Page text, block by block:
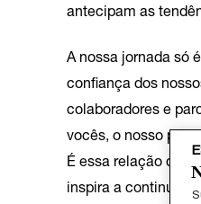
antecipam as
A nossa jornada só
confiança dos
colaboradores e
vocês, o nosso
É essa relação de
inspira a continuar